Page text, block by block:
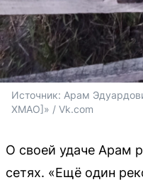
Источник: Арам
ХМАО]» / Vk.com
О своей удаче Арам
сетях. «Ещё один